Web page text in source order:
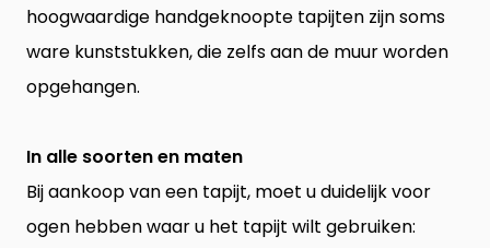
hoogwaardige handgeknoopte tapijten zijn soms
ware kunststukken, die zelfs aan de muur worden
opgehangen.
In alle soorten en maten
Bij aankoop van een tapijt, moet u duidelijk voor
ogen hebben waar u het tapijt wilt gebruiken: